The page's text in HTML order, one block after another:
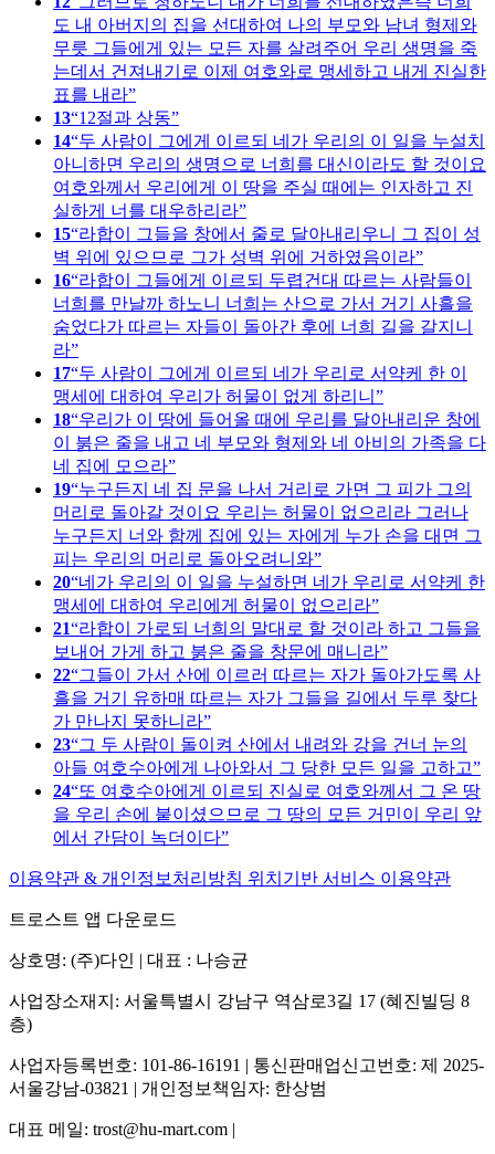
도 내 아버지의 집을 선대하여 나의 부모와 남녀 형제와
무릇 그들에게 있는 모든 자를 살려주어 우리 생명을 죽
는데서 건져내기로 이제 여호와로 맹세하고 내게 진실한
표를 내라
13 12절과 상동
14 두 사람이 그에게 이르되 네가 우리의 이 일을 누설치
아니하면 우리의 생명으로 너희를 대신이라도 할 것이요
여호와께서 우리에게 이 땅을 주실 때에는 인자하고 진
실하게 너를 대우하리라
15 라합이 그들을 창에서 줄로 달아내리우니 그 집이 성
벽 위에 있으므로 그가 성벽 위에 거하였음이라
16 라합이 그들에게 이르되 두렵건대 따르는 사람들이
너희를 만날까 하노니 너희는 산으로 가서 거기 사흘을
숨었다가 따르는 자들이 돌아간 후에 너희 길을 갈지니
라
17 두 사람이 그에게 이르되 네가 우리로 서약케 한 이
맹세에 대하여 우리가 허물이 없게 하리니
18 우리가 이 땅에 들어올 때에 우리를 달아내리운 창에
이 붉은 줄을 내고 네 부모와 형제와 네 아비의 가족을 다
네 집에 모으라
19 누구든지 네 집 문을 나서 거리로 가면 그 피가 그의
머리로 돌아갈 것이요 우리는 허물이 없으리라 그러나
누구든지 너와 함께 집에 있는 자에게 누가 손을 대면 그
피는 우리의 머리로 돌아오려니와
20 네가 우리의 이 일을 누설하면 네가 우리로 서약케 한
맹세에 대하여 우리에게 허물이 없으리라
21 라합이 가로되 너희의 말대로 할 것이라 하고 그들을
보내어 가게 하고 붉은 줄을 창문에 매니라
22 그들이 가서 산에 이르러 따르는 자가 돌아가도록 사
흘을 거기 유하매 따르는 자가 그들을 길에서 두루 찾다
가 만나지 못하니라
23 그 두 사람이 돌이켜 산에서 내려와 강을 건너 눈의
아들 여호수아에게 나아와서 그 당한 모든 일을 고하고
24 또 여호수아에게 이르되 진실로 여호와께서 그 온 땅
을 우리 손에 붙이셨으므로 그 땅의 모든 거민이 우리 앞
에서 간담이 녹더이다
이용약관 & 개인정보처리방침 위치기반 서비스 이용약관
트로스트 앱 다운로드
상호명: (주)다인 | 대표 : 나승균
사업장소재지: 서울특별시 강남구 역삼로3길 17 (혜진빌딩 8
층)
사업자등록번호: 101-86-16191 | 통신판매업신고번호: 제 2025-
서울강남-03821 | 개인정보책임자: 한상범
대표 메일: trost@hu-mart.com |